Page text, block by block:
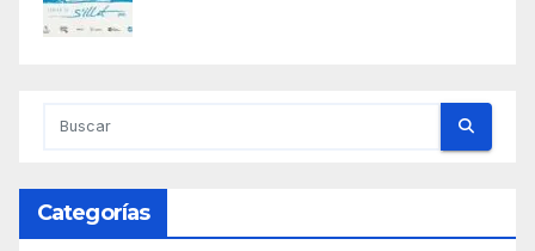
Categorías